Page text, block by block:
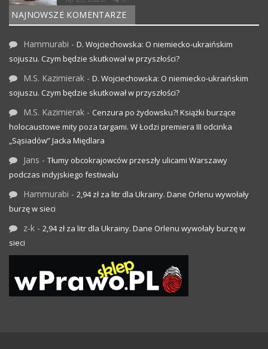
NAJNOWSZE KOMENTARZE
Hammurabi - D. Wojciechowska: O niemiecko-ukraińskim
sojuszu. Czym będzie skutkował w przyszłości?
M.S. Kazimierak - D. Wojciechowska: O niemiecko-ukraińskim
sojuszu. Czym będzie skutkował w przyszłości?
M.S. Kazimierak - Cenzura po żydowsku?! Książki burzące
holocaustowe mity poza targami. W Łodzi premiera III odcinka
„Sąsiadów” Jacka Międlara
Jans - Tłumy obcokrajowców przeszły ulicami Warszawy
podczas indyjskiego festiwalu
Hammurabi - 2,94 zł za litr dla Ukrainy. Dane Orlenu wywołały
burzę w sieci
z-k - 2,94 zł za litr dla Ukrainy. Dane Orlenu wywołały burzę w
sieci